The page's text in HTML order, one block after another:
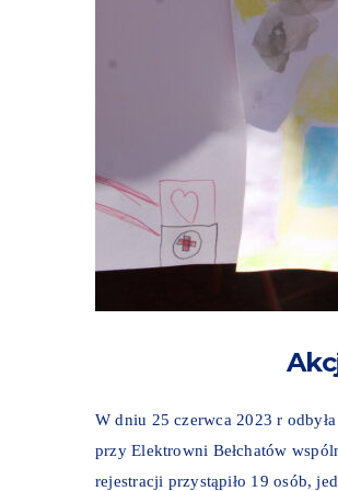
W dniu 25 czerwca 2023 r
przy Elektrowni Bełchatów
rejestracji przystąpiło 19 osób,